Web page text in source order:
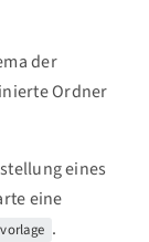
der
Ordner
eines
eine
.